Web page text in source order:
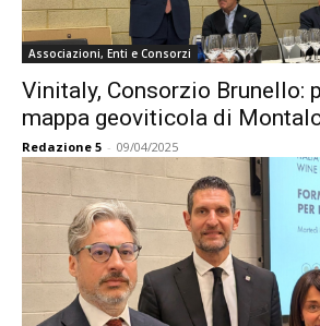
Associazioni, Enti e Consorzi
Vinitaly, Consorzio Brunello:
mappa geoviticola di
Redazione 5 - 09/04/2025